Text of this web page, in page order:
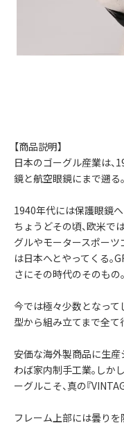
【商品説明】
日本のゴーグル産業は
鏡と航空眼鏡にまで遡る。
1940年代には保護眼鏡
ちょうどその頃、欧米で
グルやモータースポーツ
は日本へとやってくる。
さにその時代のそのもの。
今では極々少数となって
型から組み立てまで全て
安価な海外製商品に生産
わば家内制手工業。しか
ーグルこそ、真の『
フレーム上部には曇りを